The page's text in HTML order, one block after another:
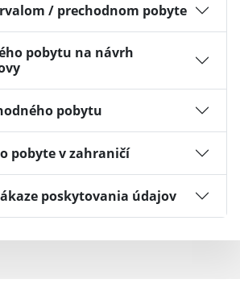
/ prechodnom pobyte
pobytu na návrh
pobytu
pobyte v zahraničí
poskytovania údajov